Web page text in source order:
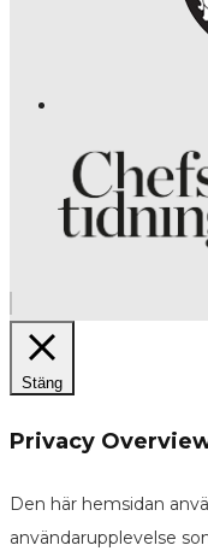
Stäng
Privacy
Den här hemsidan
användarupplevelse